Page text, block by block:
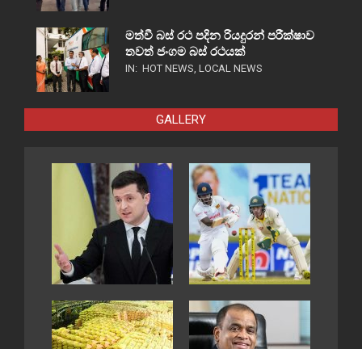
මත්වී බස් රථ පදින රියදුරන් පරීක්ෂාව
තවත් ජංගම බස් රථයක්
IN: HOT NEWS, LOCAL NEWS
GALLERY